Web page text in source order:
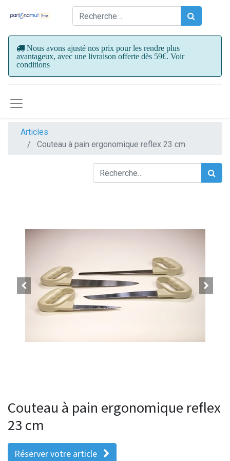
Nous avons ajusté nos prix pour les rendre plus
avantageux, avec une livraison offerte dès 59€. Voir
conditions
Articles
Couteau à pain ergonomique reflex 23 cm
Couteau à pain ergonomique reflex
23 cm
Réserver votre article